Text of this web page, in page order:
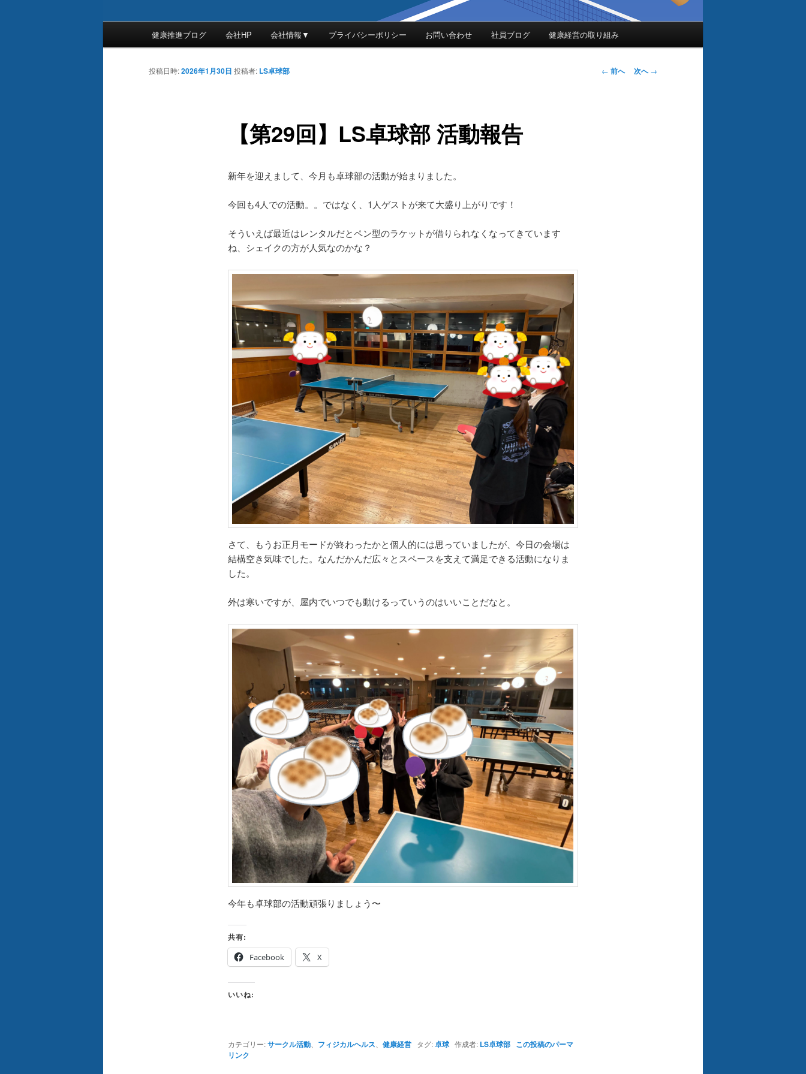
健康推進ブログ 会社HP 会社情報▼ プライバシーポリシー お問い合わせ 社員ブログ 健康経営の取り組み
投
← 前へ 次へ→
【第29回】LS卓球部 活動報告
投稿日時:2026年1月30日 投稿者: LS卓球部
新年を迎えまして、今月も卓球部の活動が始まりました。
今回も4人での活動。。ではなく、1人ゲストが来て大盛り上がりです！
そういえば最近はレンタルだとペン型のラケットが借りられなくなってきています
ね、シェイクの方が人気なのかな？
さて、もうお正月モードが終わったかと個人的には思っていましたが、今日の会場は
結構空き気味でした。なんだかんだ広々とスペースを支えて満足できる活動になりま
した。
外は寒いですが、屋内でいつでも動けるっていうのはいいことだなと。
今年も卓球部の活動頑張りましょう〜
共有:
Facebook
X
いいね:
カテゴリー:サークル活動、 フィジカルヘルス 健康経営タグ:卓球作成者: LS卓球部 この投稿のパーマ
リンク